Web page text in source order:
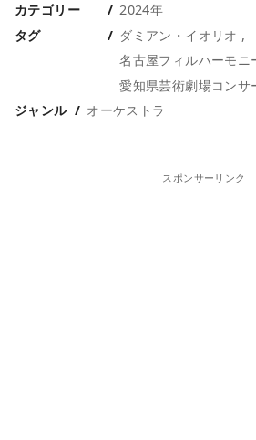
カテゴリー
2024年
タグ
ダミアン・イオリオ
名古屋フィルハーモニ
愛知県芸術劇場コンサ
ジャンル
オーケストラ
スポンサーリンク